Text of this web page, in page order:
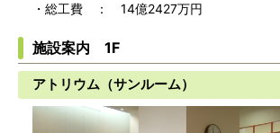
・総工費 ： 14億2427万円
施設案内 1F
アトリウム（サンルーム）